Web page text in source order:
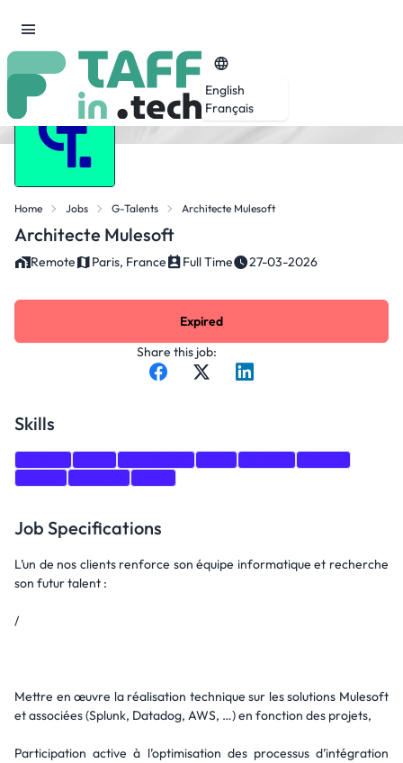
English
Français
Home Jobs G-Talents Architecte Mulesoft
Architecte Mulesoft
Remote Paris, France Full Time 27-03-2026
Share this job:
Expired
Skills
Job Specifications
L’un de nos clients renforce son équipe informatique et recherche
son futur talent :
/
Mettre en œuvre la réalisation technique sur les solutions Mulesoft
et associées (Splunk, Datadog, AWS, …) en fonction des projets,
Participation active à l’optimisation des processus d’intégration